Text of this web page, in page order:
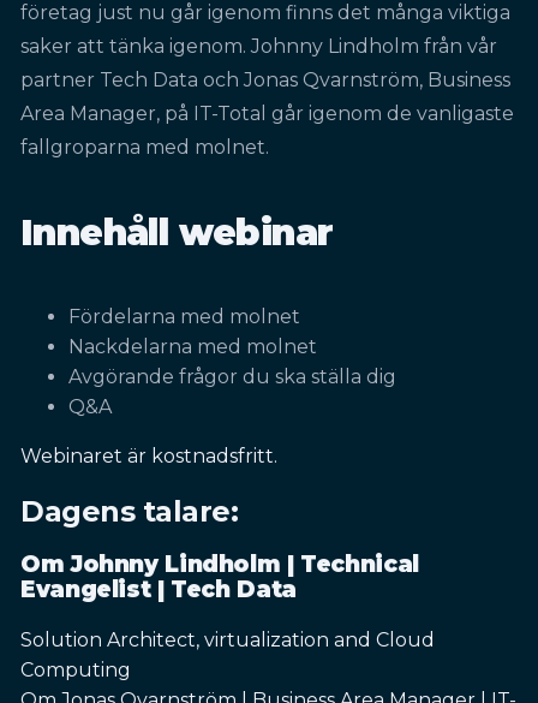
företag just nu går igenom finns det många viktiga
saker att tänka igenom. Johnny Lindholm från vår
partner Tech Data och Jonas Qvarnström, Business
Area Manager, på IT-Total går igenom de vanligaste
fallgroparna med molnet.
Innehåll webinar
Fördelarna med molnet
Nackdelarna med molnet
Avgörande frågor du ska ställa dig
Q&A
Webinaret är kostnadsfritt.
Dagens talare:
Om Johnny Lindholm | Technical
Evangelist | Tech Data
Solution Architect, virtualization and Cloud
Computing